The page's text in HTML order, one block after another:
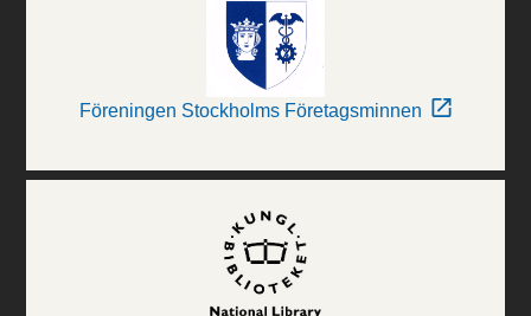
Föreningen Stockholms Företagsminnen